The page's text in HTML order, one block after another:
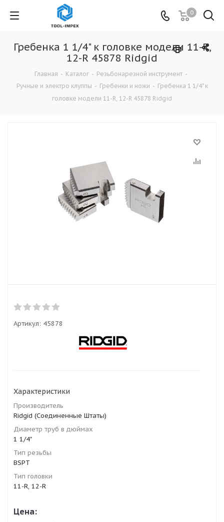
0
Гребенка 1 1/4" к головке модели 11-R,
12-R 45878 Ridgid
Главная - Каталог - Резьбонарезной инструмент -
Ручные и электро клуппы - Гребенки и ножи - Гребенка 1 1/4" к
головке модели 11-R, 12-R 45878 Ridgid
Артикул: 45878
Характеристики
Производитель
Ridgid (Соединенные Штаты)
Диаметр труб в дюймах
1 1/4"
Тип резьбы
BSPT
Тип головки
11-R, 12-R
Цена: